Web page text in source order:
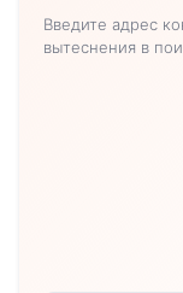
Введите адрес
вытеснения в